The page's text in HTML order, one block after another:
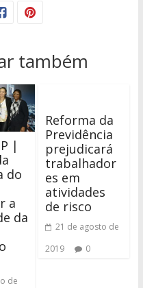
também
|
do
a
da
de
Reforma da
Previdência
prejudicará
trabalhador
es em
atividades
de risco
21 de agosto de
2019
0